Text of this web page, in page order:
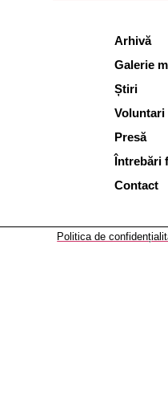
Arhivă
Galerie
Știri
Voluntari
Presă
Întrebări
Contact
Politica de